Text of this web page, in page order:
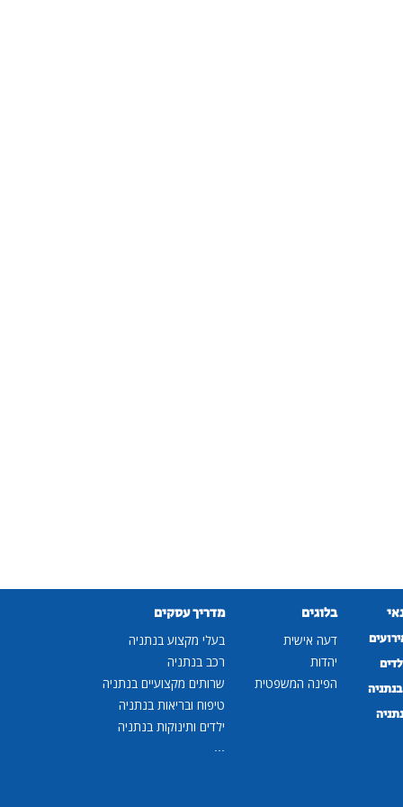
בלוגים
דעה אישית
יהדות
הפינה המשפטית
מדריך עסקים
בעלי מקצוע בנתניה
רכב בנתניה
שרותים מקצועיים בנתניה
טיפוח ובריאות בנתניה
ילדים ותינוקות בנתניה